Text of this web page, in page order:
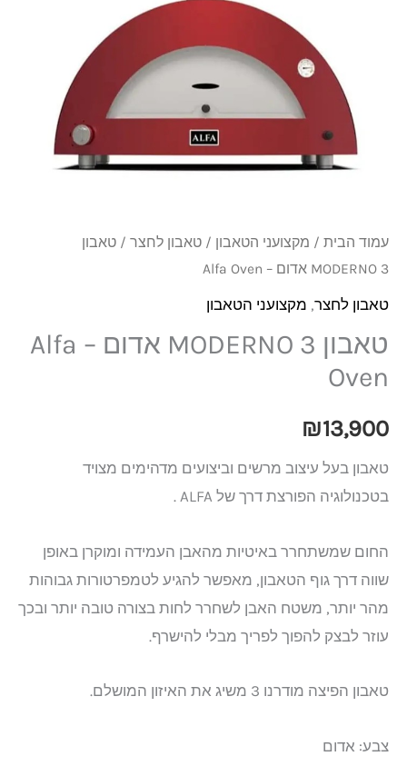
עמוד הבית / מקצועני הטאבון / טאבון לחצר / טאבון
MODERNO 3 אדום – Alfa Oven
טאבון לחצר, מקצועני הטאבון
טאבון MODERNO 3 אדום – Alfa
Oven
₪13,900
טאבון בעל עיצוב מרשים וביצועים מדהימים מצויד
בטכנולוגיה הפורצת דרך של ALFA .
החום שמשתחרר באיטיות מהאבן העמידה ומוקרן באופן
שווה דרך גוף הטאבון, מאפשר להגיע לטמפרטורות גבוהות
מהר יותר, משטח האבן לשחרר לחות בצורה טובה יותר ובכך
עוזר לבצק להפוך לפריך מבלי להישרף.
טאבון הפיצה מודרנו 3 משיג את האיזון המושלם.
צבע: אדום